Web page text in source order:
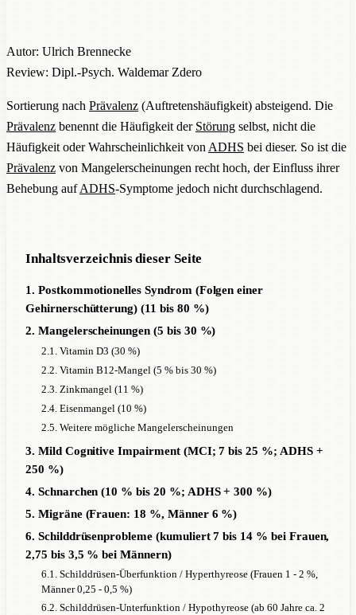
Autor: Ulrich Brennecke
Review: Dipl.-Psych. Waldemar Zdero
Sortierung nach Prävalenz (Auftretenshäufigkeit) absteigend. Die
Prävalenz benennt die Häufigkeit der Störung selbst, nicht die
Häufigkeit oder Wahrscheinlichkeit von ADHS bei dieser. So ist die
Prävalenz von Mangelerscheinungen recht hoch, der Einfluss ihrer
Behebung aufADHS-Symptome jedoch nicht durchschlagend.
Inhaltsverzeichnis dieser Seite
1. Postkommotionelles Syndrom (Folgen einer
Gehirnerschütterung) (11 bis 80 %)
2. Mangelerscheinungen (5 bis 30 %)
2.1. Vitamin D3 (30 %)
2.2. Vitamin B12-Mangel (5 % bis 30 %)
2.3. Zinkmangel (11 %)
2.4. Eisenmangel (10 %)
2.5. Weitere mögliche Mangelerscheinungen
3. Mild Cognitive Impairment (MCI; 7 bis 25 %; ADHS +
250 %)
4. Schnarchen (10 % bis 20 %; ADHS + 300 %)
5. Migräne (Frauen: 18 %, Männer 6 %)
6. Schilddrüsenprobleme (kumuliert 7 bis 14 % bei Frauen,
2,75 bis 3,5 % bei Männern)
6.1. Schilddrüsen-Überfunktion / Hyperthyreose (Frauen 1 - 2 %,
Männer 0,25 - 0,5 %)
6.2. Schilddrüsen-Unterfunktion / Hypothyreose (ab 60 Jahre ca. 2